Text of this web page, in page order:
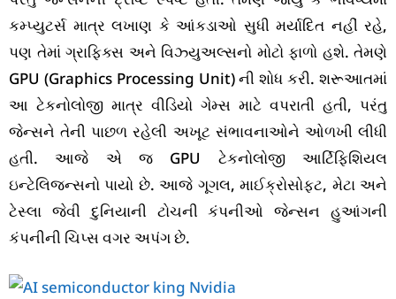
કમ્પ્યુટર્સ માત્ર લખાણ કે આંકડાઓ સુધી મર્યાદિત નહીં રહે,
પણ તેમાં ગ્રાફિક્સ અને વિઝ્યુઅલ્સનો મોટો ફાળો હશે. તેમણે
GPU (Graphics Processing Unit) ની શોધ કરી. શરૂઆતમાં
આ ટેકનોલોજી માત્ર વીડિયો ગેમ્સ માટે વપરાતી હતી, પરંતુ
જેન્સને તેની પાછળ રહેલી અખૂટ સંભાવનાઓને ઓળખી લીધી
હતી. આજે એ જ GPU ટેકનોલોજી આર્ટિફિશિયલ
ઇન્ટેલિજન્સનો પાયો છે. આજે ગૂગલ, માઈક્રોસોફ્ટ, મેટા અને
ટેસ્લા જેવી દુનિયાની ટોચની કંપનીઓ જેન્સન હુઆંગની
કંપનીની ચિપ્સ વગર અપંગ છે.